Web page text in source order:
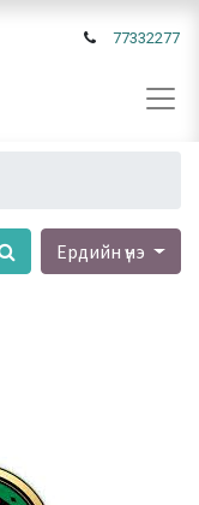
77332277
Ердийн үнэ